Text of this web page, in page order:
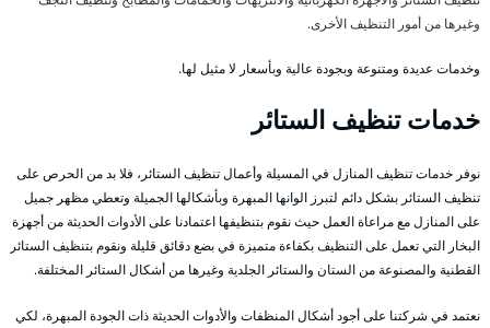
وغيرها من أمور التنظيف الأخرى.
وخدمات عديدة ومتنوعة وبجودة عالية وبأسعار لا مثيل لها.
خدمات تنظيف الستائر
نوفر خدمات تنظيف المنازل في المسيلة وأعمال تنظيف الستائر، فلا بد من الحرص على
تنظيف الستائر بشكل دائم لتبرز الوانها المبهرة وبأشكالها الجميلة وتعطي مظهر جميل
على المنازل مع مراعاة العمل حيث نقوم بتنظيفها اعتمادنا على الأدوات الحديثة من أجهزة
البخار التي تعمل على التنظيف بكفاءة متميزة في بضع دقائق قليلة ونقوم بتنظيف الستائر
القطنية والمصنوعة من الستان والستائر الجلدية وغيرها من أشكال الستائر المختلفة.
نعتمد في شركتنا على أجود أشكال المنظفات والأدوات الحديثة ذات الجودة المبهرة، لكي